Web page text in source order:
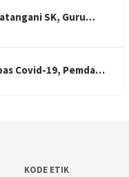
SK, Guru…
Covid-19, Pemda…
KODE ETIK